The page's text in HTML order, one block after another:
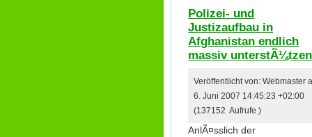
Polizei- und
Justizaufbau in
Afghanistan endlich
massiv unterstÃ¼tzen
Veröffentlicht von: Webmaster
6. Juni 2007 14:45:23 +02:00
(137152 Aufrufe )
AnlÃ¤sslich der